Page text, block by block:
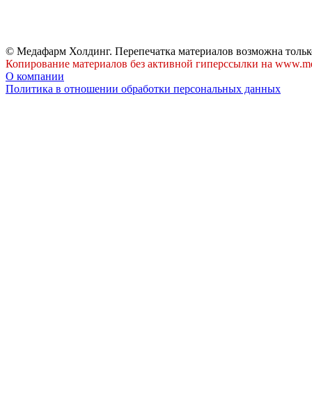
© Медафарм Холдинг. Перепечатка материалов возможна
Копирование материалов без активной гиперссылки на
О компании
Политика в отношении обработки персональных данных